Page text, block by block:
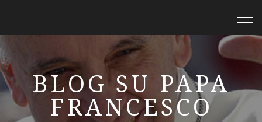
BLOG SU PAPA
FRANCESCO